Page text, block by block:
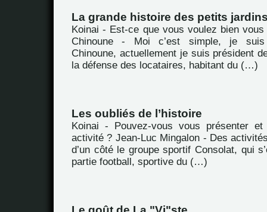
La grande histoire des petits
Koinai - Est-ce que vous voulez bien
Chinoune - Moi c’est simple, je suis
Chinoune, actuellement je suis président
la défense des locataires, habitant du (…)
Les oubliés de l’histoire
Koinai - Pouvez-vous vous présenter
activité ? Jean-Luc Mingalon - Des
d’un côté le groupe sportif Consolat, qui
partie football, sportive du (…)